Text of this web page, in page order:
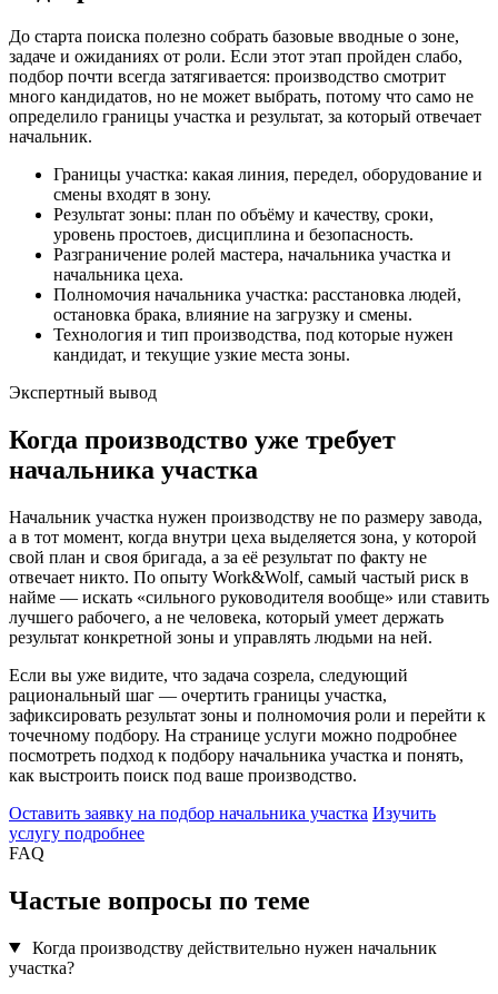
До старта поиска полезно собрать базовые вводные о зоне,
задаче и ожиданиях от роли. Если этот этап пройден слабо,
подбор почти всегда затягивается: производство смотрит
много кандидатов, но не может выбрать, потому что само не
определило границы участка и результат, за который отвечает
начальник.
Границы участка: какая линия, передел, оборудование и
смены входят в зону.
Результат зоны: план по объёму и качеству, сроки,
уровень простоев, дисциплина и безопасность.
Разграничение ролей мастера, начальника участка и
начальника цеха.
Полномочия начальника участка: расстановка людей,
остановка брака, влияние на загрузку и смены.
Технология и тип производства, под которые нужен
кандидат, и текущие узкие места зоны.
Экспертный вывод
Когда производство уже требует
начальника участка
Начальник участка нужен производству не по размеру завода,
а в тот момент, когда внутри цеха выделяется зона, у которой
свой план и своя бригада, а за её результат по факту не
отвечает никто. По опыту Work&Wolf, самый частый риск в
найме — искать «сильного руководителя вообще» или ставить
лучшего рабочего, а не человека, который умеет держать
результат конкретной зоны и управлять людьми на ней.
Если вы уже видите, что задача созрела, следующий
рациональный шаг — очертить границы участка,
зафиксировать результат зоны и полномочия роли и перейти к
точечному подбору. На странице услуги можно подробнее
посмотреть подход к подбору начальника участка и понять,
как выстроить поиск под ваше производство.
Оставить заявку на подбор начальника участка Изучить
услугу подробнее
FAQ
Частые вопросы по теме
Когда производству действительно нужен начальник
участка?